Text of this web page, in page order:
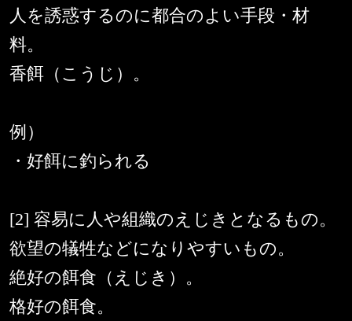
人を誘惑するのに都合のよい手段・材
料。
香餌（こうじ）。
例）
・好餌に釣られる
[2] 容易に人や組織のえじきとなるもの。
欲望の犠牲などになりやすいもの。
絶好の餌食（えじき）。
格好の餌食。